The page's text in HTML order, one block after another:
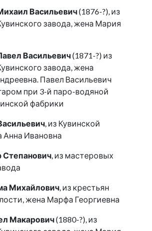
Васильевич(1876-?), из
завода, жена Мария
Васильевич(1871-?) из
завода, жена
Павел Васильевич
при 3-й паро-водяной
фабрики
, из Кувинской
Анна Ивановна
Степанович, из мастеровых
Михайлович, из крестьян
жена Марфа Георгиевна
Макарович(1880-?), из